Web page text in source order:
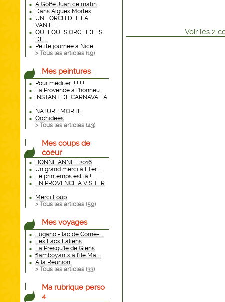
A Golfe Juan ce matin
Dans Aigues Mortes
UNE ORCHIDEE LA
VANILL ...
QUELQUES ORCHIDEES
DE ...
Petite journée à Nice
> Tous les articles (19)
Mes peintures
Pour méditer !!!!!!!!
La Provence à l'honneu ...
INSTANT DE CARNAVAL A
...
NATURE MORTE
Orchidées
> Tous les articles (43)
Mes coups de
coeur
BONNE ANNEE 2016
Un grand merci à I Ter ...
Le printemps est là!!! ...
EN PROVENCE A VISITER
...
Merci Loup
> Tous les articles (59)
Mes voyages
Lugano - lac de Come- ...
Les Lacs Italiens
La Presqu'le de Giens
flamboyants à l'ile Ma ...
A la Reunion!
> Tous les articles (33)
Ma rubrique perso
4
Voir les 2